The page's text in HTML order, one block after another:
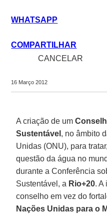
WHATSAPP
COMPARTILHAR
CANCELAR
16 Março 2012
A criação de um
Sustentável , no âmbito
Unidas (ONU), para
questão da água no
durante a Conferência
Sustentável, a Rio+20. A
conselho em vez do
Nações Unidas para o